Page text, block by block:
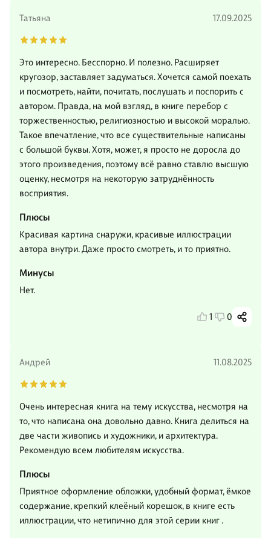
Татьяна 17.09.2025
Это интересно. Бесспорно. И полезно. Расширяет
кругозор, заставляет задуматься. Хочется самой поехать
и посмотреть, найти, почитать, послушать и поспорить с
автором. Правда, на мой взгляд, в книге перебор с
торжественностью, религиозностью и высокой моралью.
Такое впечатление, что все существительные написаны
с большой буквы. Хотя, может, я просто не доросла до
этого произведения, поэтому всё равно ставлю высшую
оценку, несмотря на некоторую затруднённость
восприятия.
Плюсы
Красивая картина снаружи, красивые иллюстрации
автора внутри. Даже просто смотреть, и то приятно.
Минусы
Нет.
1 0
Андрей 11.08.2025
Очень интересная книга на тему искусства, несмотря на
то, что написана она довольно давно. Книга делиться на
две части живопись и художники, и архитектура.
Рекомендую всем любителям искусства.
Плюсы
Приятное оформление обложки, удобный формат, ёмкое
содержание, крепкий клеёный корешок, в книге есть
иллюстрации, что нетипично для этой серии книг .